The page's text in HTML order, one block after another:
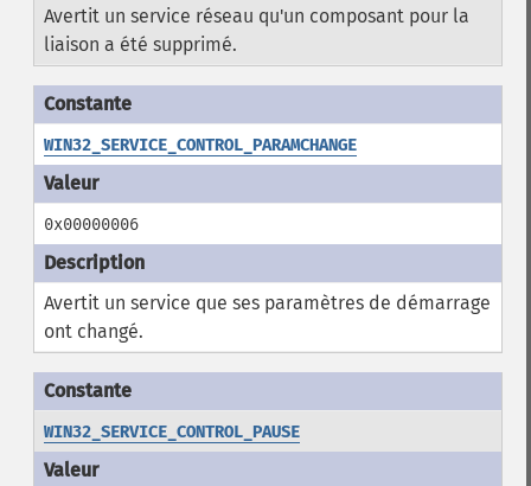
Avertit un service réseau qu'un composant pour la
liaison a été supprimé.
WIN32_SERVICE_CONTROL_PARAMCHANGE
0x00000006
Avertit un service que ses paramètres de démarrage
ont changé.
WIN32_SERVICE_CONTROL_PAUSE